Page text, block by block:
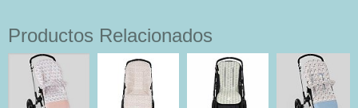
Productos Relacionados